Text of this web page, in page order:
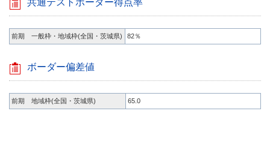
前期 一般枠・地域枠(全国・茨城県) 82％
ボーダー偏差値
前期 地域枠(全国・茨城県) 65.0